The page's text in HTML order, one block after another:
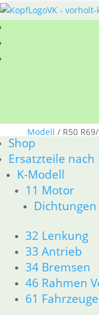
Shop
Ersatzteile nach
K-Modell
11 Motor
Dichtungen
32 Lenkung
33 Antrieb
34 Bremsen
46 Rahmen
61
Modell / R50 R69/
R50
BMW
–
für
Boxer
Die BMW R50,
legendären
frühen 60er
zuverlässiger